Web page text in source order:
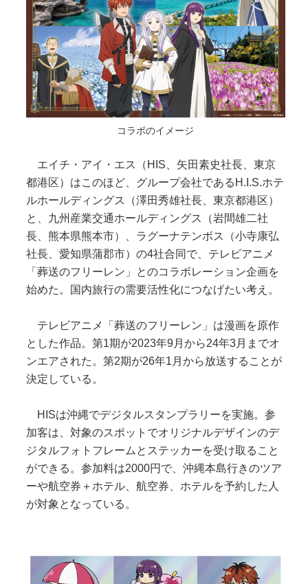
コラボのイメージ
エイチ・アイ・エス（HIS、矢田素史社長、東京
都港区）はこのほど、グループ会社であるH.I.S.ホテ
ルホールディングス（澤田秀雄社長、東京都港区）
と、九州産業交通ホールディングス（岩間雄二社
長、熊本県熊本市）、ラグーナテンボス（小寺康弘
社長、愛知県蒲郡市）の4社合同で、テレビアニメ
「葬送のフリーレン」とのコラボレーション企画を
始めた。国内旅行の需要活性化につなげたい考え。
テレビアニメ「葬送のフリーレン」は漫画を原作
とした作品。第1期が2023年9月から24年3月までオ
ンエアされた。第2期が26年1月から放送することが
決定している。
HISは沖縄でデジタルスタンプラリーを実施。参
加客は、対象のスポットでオリジナルデザインのデ
ジタルフォトフレームとステッカーを受け取ること
ができる。参加料は2000円で、沖縄本島行きのツア
ーや航空券＋ホテル、航空券、ホテルを予約した人
が対象となっている。